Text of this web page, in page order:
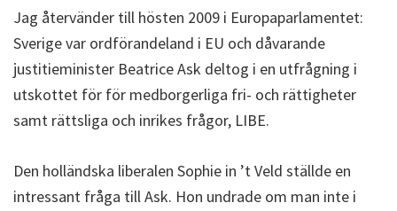
Jag återvänder till hösten 2009 i Europaparlamentet:
Sverige var ordförandeland i EU och dåvarande
justitieminister Beatrice Ask deltog i en utfrågning i
utskottet för för medborgerliga fri- och rättigheter
samt rättsliga och inrikes frågor, LIBE.
Den holländska liberalen Sophie in ’t Veld ställde en
intressant fråga till Ask. Hon undrade om man inte i